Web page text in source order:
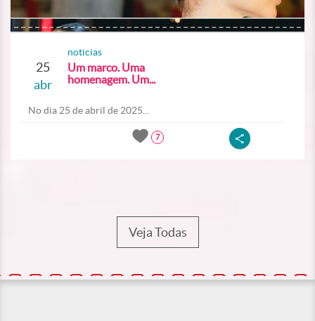
25
abr
noticias
Um marco. Uma
homenagem. Um...
No dia 25 de abril de 2025...
7
Veja Todas